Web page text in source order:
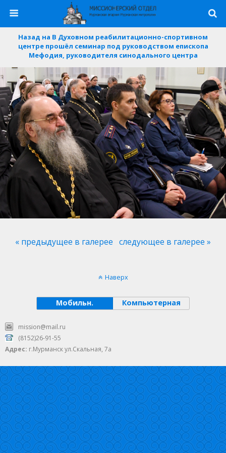
Назад на В Духовном реабилитационно-спортивном
центре прошёл семинар под руководством епископа
Мефодия, руководителя синодального центра
« предыдущее в галерее следующее в галерее »
Наверх
Мобильн. Компьютерная
mission@mail.ru
(8152)26-91-55
Адрес: г.Мурманск ул.Скальная, 7а